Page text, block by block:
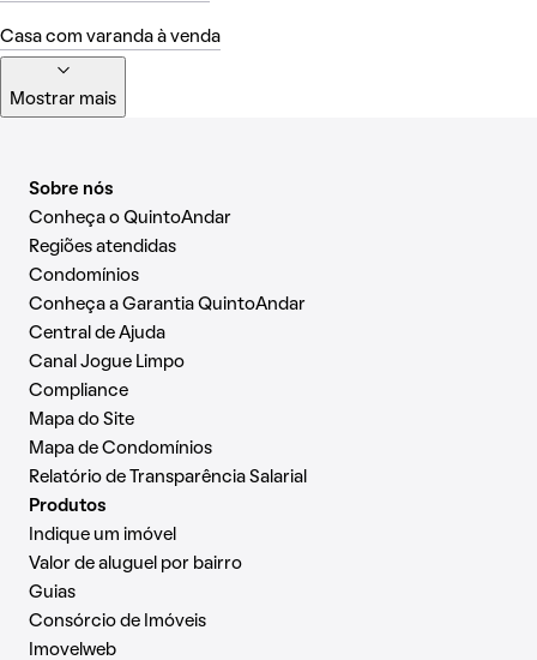
Casa com varanda à venda
Mostrar mais
Sobre nós
Conheça o QuintoAndar
Regiões atendidas
Condomínios
Conheça a Garantia QuintoAndar
Central de Ajuda
Canal Jogue Limpo
Compliance
Mapa do Site
Mapa de Condomínios
Relatório de Transparência Salarial
Produtos
Indique um imóvel
Valor de aluguel por bairro
Guias
Consórcio de Imóveis
Imovelweb